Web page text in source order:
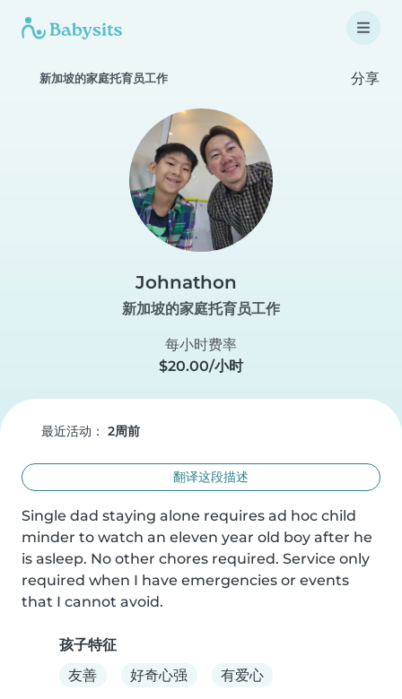
新加坡的家庭托育员工作 分享
Johnathon
新加坡的家庭托育员工作
每小时费率
$20.00/小时
最近活动： 2周前
翻译这段描述
Single dad staying alone requires ad hoc child
minder to watch an eleven year old boy after he
is asleep. No other chores required. Service only
required when I have emergencies or events
that I cannot avoid.
孩子特征
友善
好奇心强 有爱心